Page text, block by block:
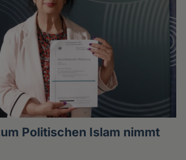
Politischen Islam nimmt